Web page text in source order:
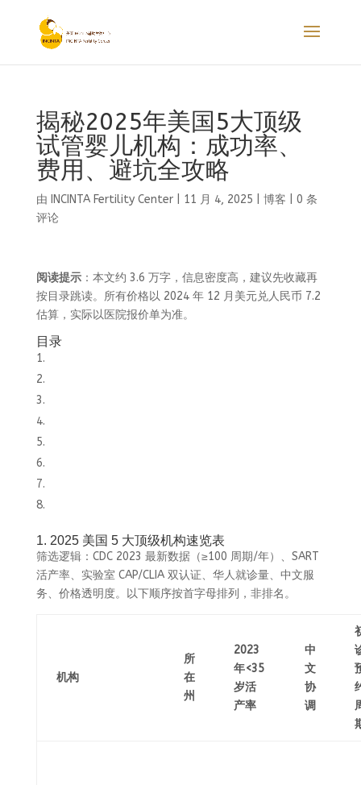
揭秘2025年美国5大顶级
试管婴儿机构：成功率、
费用、避坑全攻略
由 INCINTA Fertility Center| 11 月 4, 2025 博客
0 条
评论
阅读提示：本文约 3.6 万字，信息密度高，建议先收藏再
按目录跳读。所有价格以 2024 年 12 月美元兑人民币 7.2
估算，实际以医院报价单为准。
目录
1. 2025 美国 5 大顶级机构速览表
筛选逻辑：CDC 2023 最新数据（≥100 周期/年）、SART
活产率、实验室 CAP/CLIA 双认证、华人就诊量、中文服
务、价格透明度。以下顺序按首字母排列，非排名。
机构
所
在
州
2023
年<35
岁活
产率
中
文
协
调